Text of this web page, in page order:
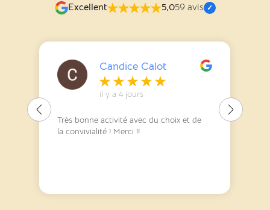
Excellent 5,059 avis
Candice Calot
il y a 4 jours
Très bonne activité avec du choix et de
la convivialité ! Merci !!